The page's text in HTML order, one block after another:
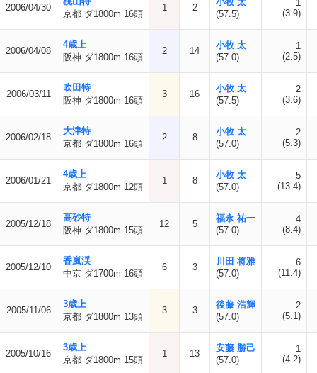
2006/04/30
京都 ダ1800m 16頭
1 2
(57.5)
1
(3.9)
2006/04/08
4歳上
阪神 ダ1800m 16頭
2 14
小牧 太
(57.0)
1
(2.5)
2006/03/11
吹田特
阪神 ダ1800m 16頭
3 16
小牧 太
(57.5)
2
(3.6)
2006/02/18
大津特
京都 ダ1800m 16頭
2 8
小牧 太
(57.0)
2
(5.3)
2006/01/21
4歳上
京都 ダ1800m 12頭
1 8
小牧 太
(57.0)
5
(13.4)
2005/12/18
高砂特
阪神 ダ1800m 15頭
12 5
福永 祐一
(57.0)
4
(8.4)
2005/12/10
香嵐渓
中京 ダ1700m 16頭
6 3
川田 将雅
(57.0)
6
(11.4)
2005/11/06
3歳上
京都 ダ1800m 13頭
3 3
後藤 浩輝
(57.0)
2
(5.1)
2005/10/16
3歳上
京都 ダ1800m 15頭
1 13
安藤 勝己
(57.0)
1
(4.2)